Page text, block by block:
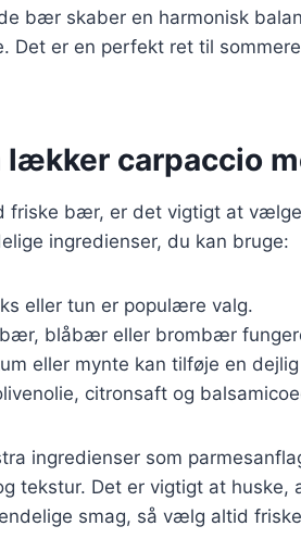
bær skaber en harmonisk
Det er en perfekt ret til
lækker carpaccio
friske bær, er det vigtigt at
ingredienser, du kan bruge:
eller tun er populære valg.
blåbær eller brombær
eller mynte kan tilføje en
citronsaft og
ingredienser som
tekstur. Det er vigtigt at huske,
smag, så vælg altid